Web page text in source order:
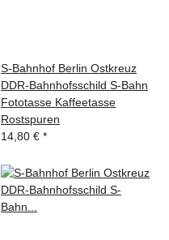
S-Bahnhof Berlin Ostkreuz
DDR-Bahnhofsschild S-Bahn
Fototasse Kaffeetasse
Rostspuren
14,80 € *